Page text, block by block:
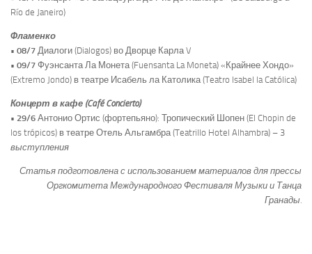
Río de Janeiro)
Фламенко
• 08/7 Диалоги (Dialogos) во Дворце Карла V
• 09/7 Фуэнсанта Ла Монета (Fuensanta La Moneta) «Крайнее Хондо»
(Extremo Jondo) в театре Исабель ла Католика (Teatro Isabel la Católica)
Концерт в кафе (Café Concierto)
• 29/6 Антонио Ортис (фортепьяно): Тропический Шопен (El Chopin de
los trópicos) в театре Отель Альгамбра (Teatrillo Hotel Alhambra) – 3
выступления
Статья подготовлена с использованием материалов для прессы
Оргкомитета Международного Фестиваля Музыки и Танца
Гранады.